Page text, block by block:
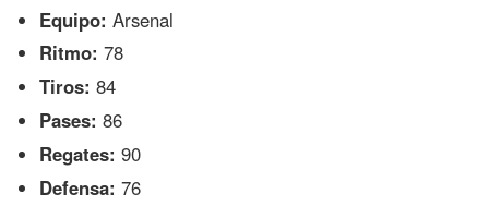
Equipo: Arsenal
Ritmo: 78
Tiros: 84
Pases: 86
Regates: 90
Defensa: 76